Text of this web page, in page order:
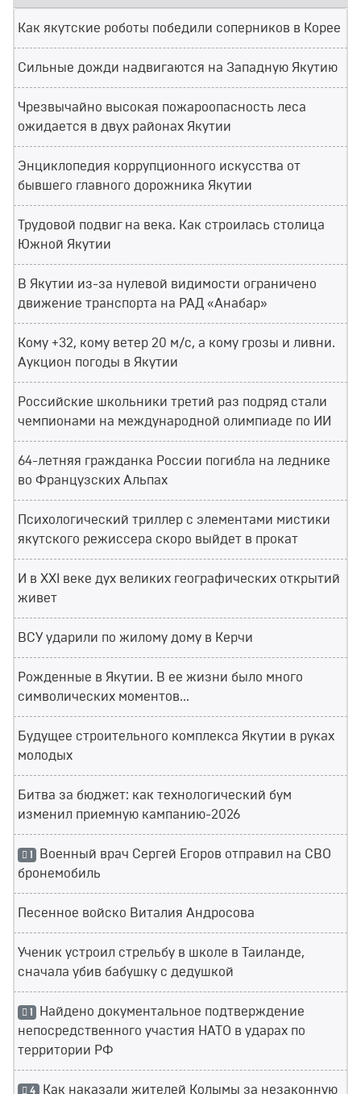
Как якутские роботы победили соперников в Корее
Сильные дожди надвигаются на Западную Якутию
Чрезвычайно высокая пожароопасность леса
ожидается в двух районах Якутии
Энциклопедия коррупционного искусства от
бывшего главного дорожника Якутии
Трудовой подвиг на века. Как строилась столица
Южной Якутии
В Якутии из-за нулевой видимости ограничено
движение транспорта на РАД «Анабар»
Кому +32, кому ветер 20 м/с, а кому грозы и ливни.
Аукцион погоды в Якутии
Российские школьники третий раз подряд стали
чемпионами на международной олимпиаде по ИИ
64-летняя гражданка России погибла на леднике
во Французских Альпах
Психологический триллер с элементами мистики
якутского режиссера скоро выйдет в прокат
И в XXI веке дух великих географических открытий
живет
ВСУ ударили по жилому дому в Керчи
Рожденные в Якутии. В ее жизни было много
символических моментов...
Будущее строительного комплекса Якутии в руках
молодых
Битва за бюджет: как технологический бум
изменил приемную кампанию-2026
1 Военный врач Сергей Егоров отправил на СВО
бронемобиль
Песенное войско Виталия Андросова
Ученик устроил стрельбу в школе в Таиланде,
сначала убив бабушку с дедушкой
1 Найдено документальное подтверждение
непосредственного участия НАТО в ударах по
территории РФ
4 Как наказали жителей Колымы за незаконную